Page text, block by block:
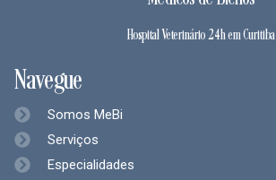
Hospital Veterinário 24h em Curitiba
Navegue
Somos MeBi
Serviços
Especialidades